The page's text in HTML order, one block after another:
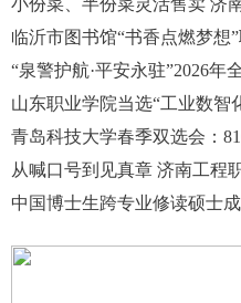
青岛科技大学春季双选会：
中国博士生跨专业修读硕士